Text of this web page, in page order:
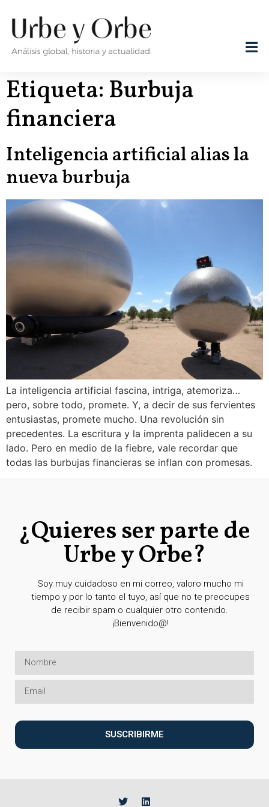
Etiqueta: Burbuja
financiera
Inteligencia artificial alias la
nueva burbuja
La inteligencia artificial fascina, intriga, atemoriza…
pero, sobre todo, promete. Y, a decir de sus fervientes
entusiastas, promete mucho. Una revolución sin
precedentes. La escritura y la imprenta palidecen a su
lado. Pero en medio de la fiebre, vale recordar que
todas las burbujas financieras se inflan con promesas.
¿Quieres ser parte de
Urbe y Orbe?
Soy muy cuidadoso en mi correo, valoro mucho mi
tiempo y por lo tanto el tuyo, así que no te preocupes
de recibir spam o cualquier otro contenido.
¡Bienvenido@!
SUSCRIBIRME